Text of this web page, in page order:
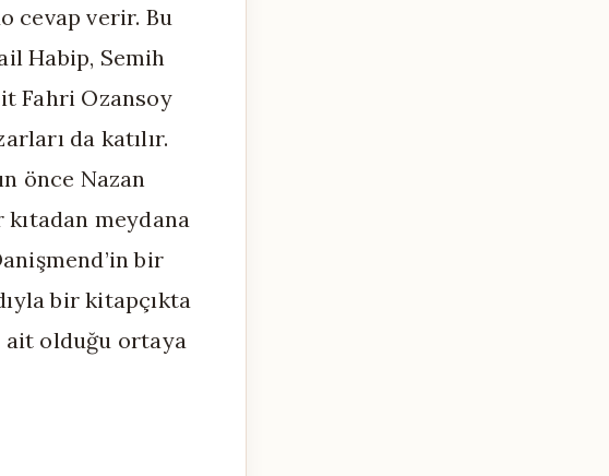
cevap verir. Bu
Habip, Semih
Fahri Ozansoy
da katılır.
önce Nazan
meydana
bir
bir kitapçıkta
ait olduğu ortaya